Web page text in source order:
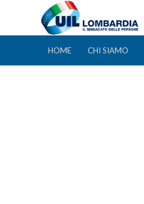
HOME CHI SIAMO